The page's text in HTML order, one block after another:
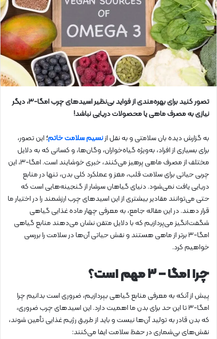
تصور کنید برای بهره‌مندی از فواید بی‌نظیر اسیدهای چرب امگا-۳، دیگر
نیازی به مصرف ماهی یا محصولات دریایی نباشد!
به گزارش دیده بان سلامتی و به نقل ازنسیم سلامت خاتم؛ این تصور،
برای بسیاری از افراد، به‌ویژه گیاه‌خواران، وگان‌ها، و کسانی که به دلایل
مختلف از مصرف ماهی پرهیز می‌کنند، خبری خوشایند است. امگا-۳، این
چربی حیاتی برای سلامت قلب، مغز و عملکرد کلی بدن، تنها در منابع
دریایی یافت نمی‌شود. دنیای گیاهان سرشار از گنجینه‌هایی است که
حتی می‌توانند مقادیر بیشتری از این اسیدهای چرب ارزشمند را در اختیار ما
قرار دهند. در این مقاله جامع، به معرفی چهار ماده غذایی گیاهی
شگفت‌انگیز می‌پردازیم که با دلایل متقن نشان می‌دهند منابع گیاهی
امگا-۳ برتر از ماهی هستند و نقش حیاتی آن‌ها در سلامت را بررسی
خواهیم کرد.
چرا امگا – ۳ مهم است؟
پیش از آنکه به معرفی منابع گیاهی بپردازیم، ضروری است بدانیم چرا
امگا-۳ تا این حد برای بدن ما اهمیت دارد. این اسیدهای چرب ضروری،
که بدن قادر به تولید آن‌ها نیست و باید از طریق رژیم غذایی تأمین شوند،
نقش‌های بی‌شماری در حفظ سلامت ایفا می‌کنند: